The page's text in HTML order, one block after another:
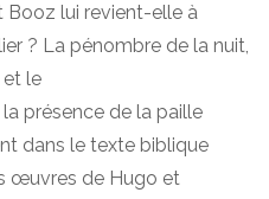
Booz lui revient-elle à
? La pénombre de la nuit,
et le
présence de la paille
dans le texte biblique
œuvres de Hugo et